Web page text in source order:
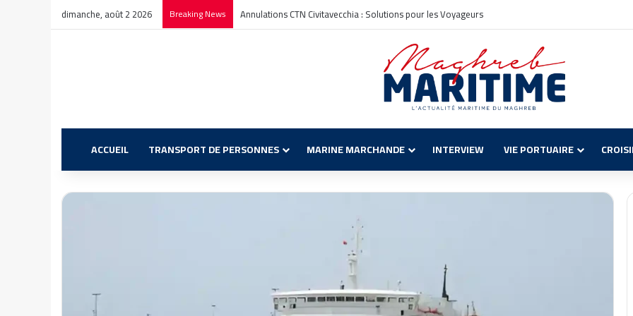
dimanche, août 2 2026 Breaking News Promotion GNV : 8 000 billets à moitié prix pour l’Algérie
ACCUEIL TRANSPORT DE PERSONNES MARINE MARCHANDE INTERVIEW VIE PORTUAIRE